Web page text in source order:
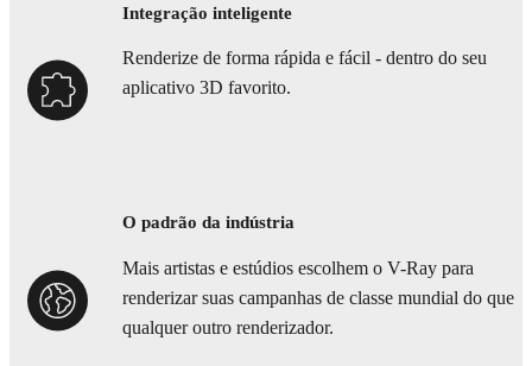
Integração inteligente
Renderize de forma rápida e fácil - dentro do seu
aplicativo 3D favorito.
O padrão da indústria
Mais artistas e estúdios escolhem o V-Ray para
renderizar suas campanhas de classe mundial do que
qualquer outro renderizador.